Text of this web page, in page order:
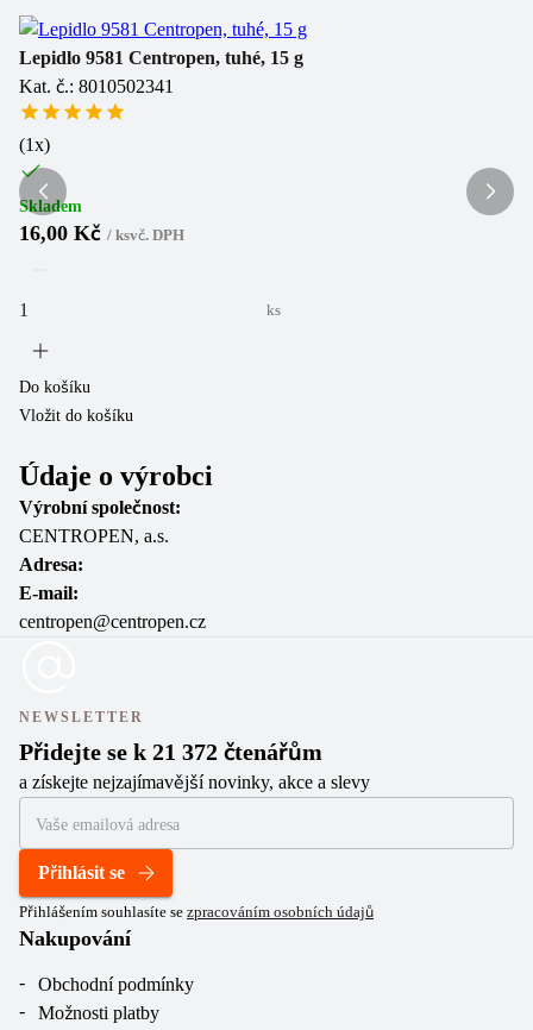
Lepidlo 9581 Centropen, tuhé, 15 g
Kat. č.: 8010502341
(1x)
Skladem
16,00 Kč / ksvč. DPH
ks
Do košíku
Vložit do košíku
Údaje o výrobci
Výrobní společnost:
CENTROPEN, a.s.
Adresa:
E-mail:
centropen@centropen.cz
NEWSLETTER
Přidejte se k 21 372 čtenářům
a získejte nejzajímavější novinky, akce a slevy
Přihlásit se
Přihlášením souhlasíte se zpracováním osobních údajů
Nakupování
Obchodní podmínky
Možnosti platby